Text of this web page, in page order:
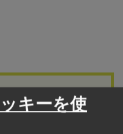
キーを使